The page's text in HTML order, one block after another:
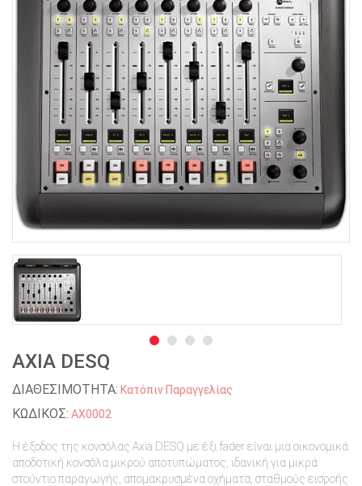
AXIA DESQ
ΔΙΑΘΕΣΙΜΟΤΗΤΑ: Κατόπιν Παραγγελίας
ΚΩΔΙΚΟΣ: AX0002
Η έξοδος της κονσόλας Axia DESQ με έξι fader είναι μια οικονομικά
αποδοτική κονσόλα μικρού αποτυπώματος, ιδανική για μικρά
στούντιο παραγωγής, απομακρυσμένα οχήματα, σταθμούς εισροής